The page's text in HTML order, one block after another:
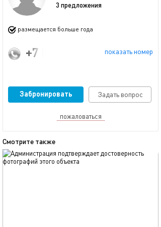
3 предложения
размещается больше года
показать номер
+7 (929) 395-59-00
Забронировать Задать вопрос
пожаловаться
Смотрите также
обновлено 12.10.2025